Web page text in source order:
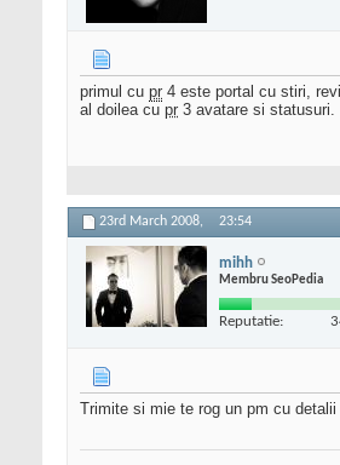
primul cu pr 4 este portal cu stiri,
al doilea cu pr 3 avatare si statusuri.
23rd March 2008, 23:54
mihh
Membru SeoPedia
Reputatie:
Trimite si mie te rog un pm cu detalii